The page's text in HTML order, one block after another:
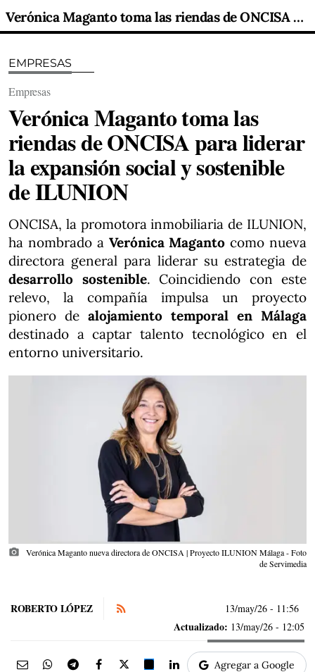
Verónica Maganto toma las riendas de ONCISA para liderar la expansión social y sostenible de ILUNION
EMPRESAS
Empresas
Verónica Maganto toma las
riendas de ONCISA para liderar
la expansión social y sostenible
de ILUNION
ONCISA, la promotora inmobiliaria de ILUNION,
ha nombrado a Verónica Maganto como nueva
directora general para liderar su estrategia de
desarrollo sostenible. Coincidiendo con este
relevo, la compañía impulsa un proyecto
pionero de alojamiento temporal en Málaga
destinado a captar talento tecnológico en el
entorno universitario.
photo_camera
Verónica Maganto nueva directora de ONCISA | Proyecto ILUNION Málaga - Foto
de Servimedia
ROBERTO LÓPEZ 13/may/26 - 11:56
Actualizado: 13/may/26 - 12:05
Agregar a Google